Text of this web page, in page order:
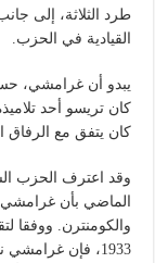
طرد الثلاثة، إلى
القيادية في الحزب.
يبدو أن غرامشي،
كان تريسو أحد
كان يتفق مع الرفاق
وقد اعترف الحزب
الماضي بأن
والكومنترن. ووفقا
1933، فإن